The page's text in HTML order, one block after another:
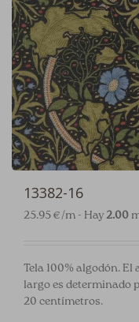
13382-16
25.95 €/m - Hay2.00
Tela 100% algodón. El
largo es determinado
20 centímetros.